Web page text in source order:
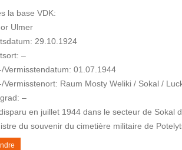
la base VDK:
Ulmer
29.10.1924
–
Vermisstendatum: 01.07.1944
Vermisstenort: Raum Mosty Weliki / Sokal /
–
en juillet 1944 dans le secteur de Sokal
du souvenir du cimetière militaire de